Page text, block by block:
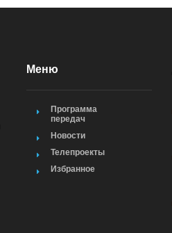
Меню
Программа
передач
Новости
Телепроекты
Избранное